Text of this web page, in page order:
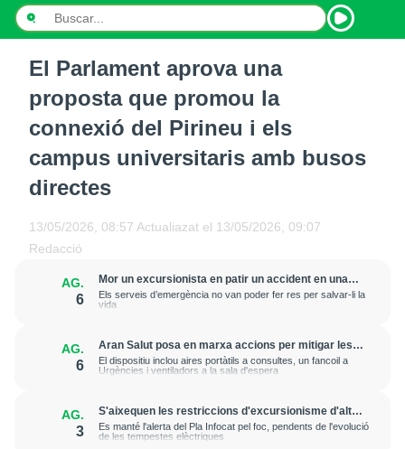
NOTÍCIES
PODCASTS
ESPORTS
El Parlament aprova una
proposta que promou la
connexió del Pirineu i els
campus universitaris amb busos
directes
13/05/2026, 08:57 Actualiazat el 13/05/2026, 09:07
Redacció
AG.
6
Mor un excursionista en patir un accident en una
zona rocosa de la Val d'Aran
Els serveis d’emergència no van poder fer res per salvar-li la
vida
AG.
6
Aran Salut posa en marxa accions per mitigar les
altes temperatures als espais assistencials
El dispositiu inclou aires portàtils a consultes, un fancoil a
Urgències i ventiladors a la sala d'espera
AG.
3
S'aixequen les restriccions d'excursionisme d'alta
muntanya per la millora de les condicions de
l'incendi de Senet
Es manté l'alerta del Pla Infocat pel foc, pendents de l'evolució
de les tempestes elèctriques